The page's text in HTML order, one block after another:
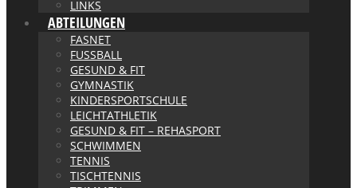
LINKS
ABTEILUNGEN
FASNET
FUSSBALL
GESUND & FIT
GYMNASTIK
KINDERSPORTSCHULE
LEICHTATHLETIK
GESUND & FIT – REHASPORT
SCHWIMMEN
TENNIS
TISCHTENNIS